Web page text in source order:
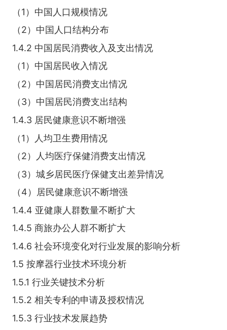
（1）中国人口规模情况
（2）中国人口结构分布
1.4.2 中国居民消费收入及支出情况
（1）中国居民收入情况
（2）中国居民消费支出情况
（3）中国居民消费支出结构
1.4.3 居民健康意识不断增强
（1）人均卫生费用情况
（2）人均医疗保健消费支出情况
（3）城乡居民医疗保健支出差异情况
（4）居民健康意识不断增强
1.4.4 亚健康人群数量不断扩大
1.4.5 商旅办公人群不断扩大
1.4.6 社会环境变化对行业发展的影响分析
1.5 按摩器行业技术环境分析
1.5.1 行业关键技术分析
1.5.2 相关专利的申请及授权情况
1.5.3 行业技术发展趋势